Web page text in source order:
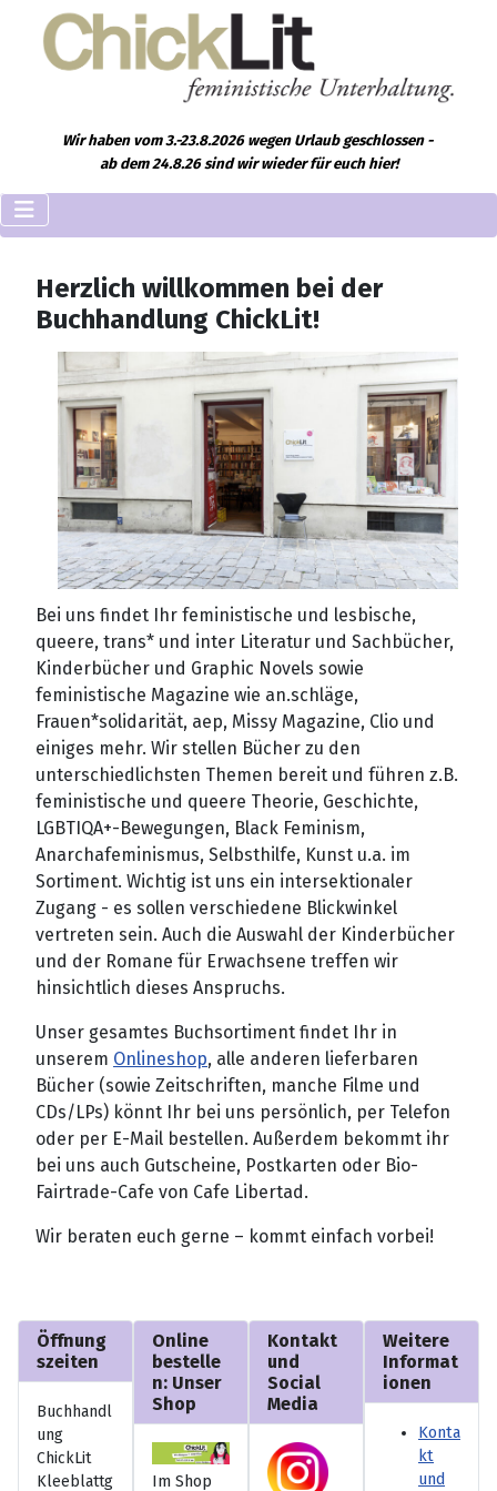
Wir haben vom 3.-23.8.2026 wegen Urlaub geschlossen -
ab dem 24.8.26 sind wir wieder für euch hier!
Herzlich willkommen bei der
Buchhandlung ChickLit!
Bei uns findet Ihr feministische und lesbische,
queere, trans* und inter Literatur und Sachbücher,
Kinderbücher und Graphic Novels sowie
feministische Magazine wie an.schläge,
Frauen*solidarität, aep, Missy Magazine, Clio und
einiges mehr. Wir stellen Bücher zu den
unterschiedlichsten Themen bereit und führen z.B.
feministische und queere Theorie, Geschichte,
LGBTIQA+-Bewegungen, Black Feminism,
Anarchafeminismus, Selbsthilfe, Kunst u.a. im
Sortiment. Wichtig ist uns ein intersektionaler
Zugang - es sollen verschiedene Blickwinkel
vertreten sein. Auch die Auswahl der Kinderbücher
und der Romane für Erwachsene treffen wir
hinsichtlich dieses Anspruchs.
Unser gesamtes Buchsortiment findet Ihr in
unserem Onlineshop, alle anderen lieferbaren
Bücher (sowie Zeitschriften, manche Filme und
CDs/LPs) könnt Ihr bei uns persönlich, per Telefon
oder per E-Mail bestellen. Außerdem bekommt ihr
bei uns auch Gutscheine, Postkarten oder Bio-
Fairtrade-Cafe von Cafe Libertad.
Wir beraten euch gerne – kommt einfach vorbei!
Öffnung
szeiten
Buchhandl
ung
ChickLit
Kleeblattg
Online
bestelle
n: Unser
Shop
Im Shop
Kontakt
und
Social
Media
Weitere
Informat
ionen
Konta
kt
und